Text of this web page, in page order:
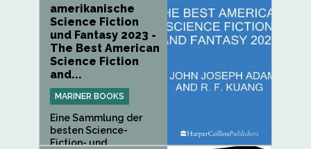
amerikanische
Science Fiction
und Fantasy 2023 -
The Best American
Science Fiction
and...
MARINER BOOKS
Eine Sammlung der
besten Science-
Fiction- und...